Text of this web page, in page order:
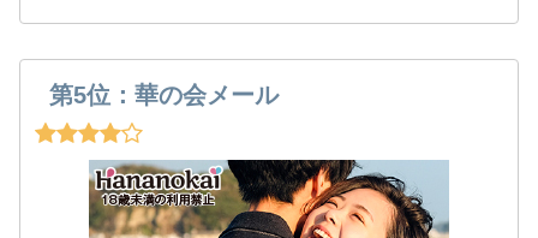
第5位：華の会メール